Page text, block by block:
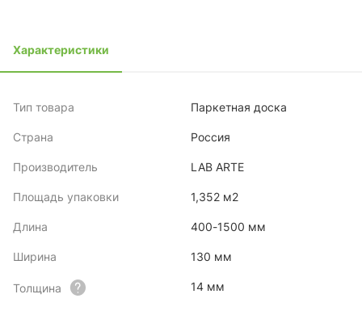
Характеристики
Тип товара Паркетная доска
Страна Россия
Производитель LAB ARTE
Площадь упаковки 1,352 м2
Длина 400-1500 мм
Ширина 130 мм
Толщина 14 мм